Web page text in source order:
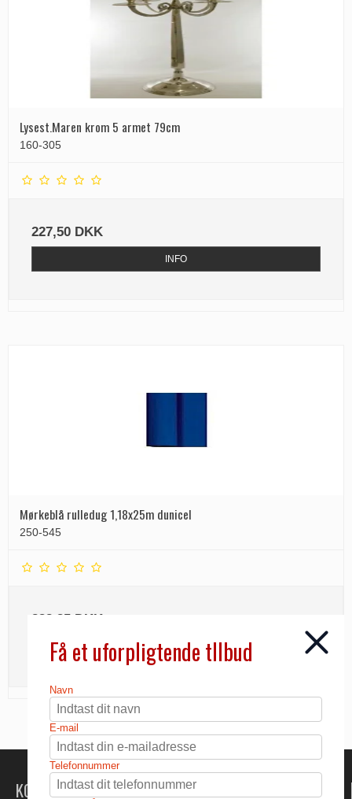
Lysest.Maren krom 5 armet 79cm
160-305
227,50 DKK
INFO
Mørkeblå rulledug 1,18x25m dunicel
250-545
838,25 DKK
INFO
KONTAKT
Få et uforpligtende tllbud
Navn
E-mail
Telefonnummer